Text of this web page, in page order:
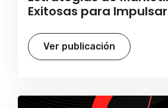
Exitosas para
Ver publicación